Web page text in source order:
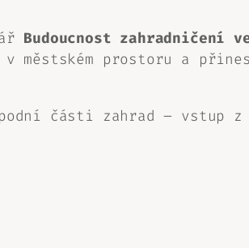
Budoucnost zahradničení
prostoru a
části zahrad – vstup